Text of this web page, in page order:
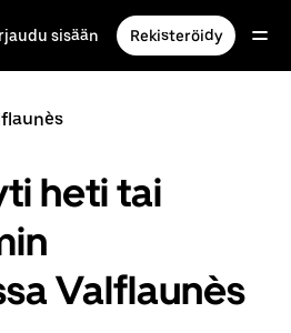
sisään Rekisteröidy
heti tai
Valflaunès